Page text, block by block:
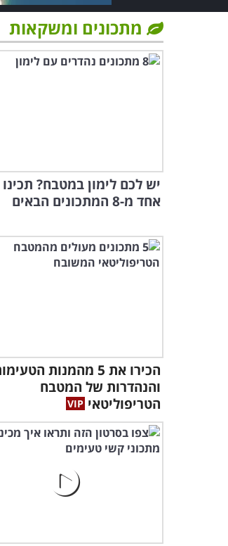
מתכונים ומשקאות
יש לכם לימון במטבח?
אחד מ-8 המתכונים הבאים
הכירו את 5 מהמנות
והנהדרות של המטבח
הטריפוליטאי